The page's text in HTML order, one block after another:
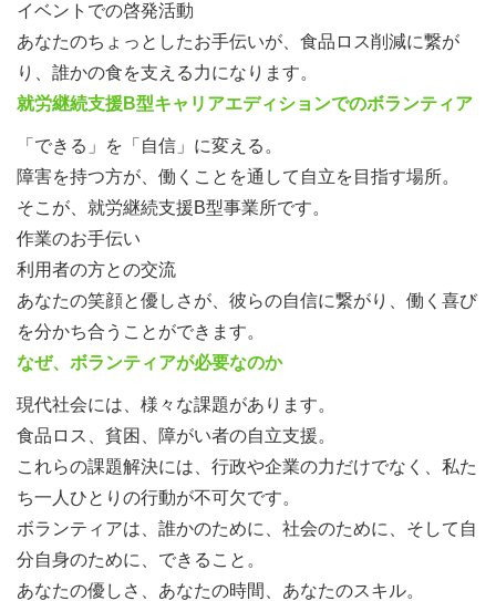
イベントでの啓発活動
あなたのちょっとしたお手伝いが、食品ロス削減に繋が
り、誰かの食を支える力になります。
就労継続支援B型キャリアエディションでのボランティア
「できる」を「自信」に変える。
障害を持つ方が、働くことを通して自立を目指す場所。
そこが、就労継続支援B型事業所です。
作業のお手伝い
利用者の方との交流
あなたの笑顔と優しさが、彼らの自信に繋がり、働く喜び
を分かち合うことができます。
なぜ、ボランティアが必要なのか
現代社会には、様々な課題があります。
食品ロス、貧困、障がい者の自立支援。
これらの課題解決には、行政や企業の力だけでなく、私た
ち一人ひとりの行動が不可欠です。
ボランティアは、誰かのために、社会のために、そして自
分自身のために、できること。
あなたの優しさ、あなたの時間、あなたのスキル。